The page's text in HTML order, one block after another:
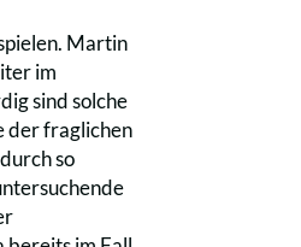
Martin
im
sind solche
der fraglichen
so